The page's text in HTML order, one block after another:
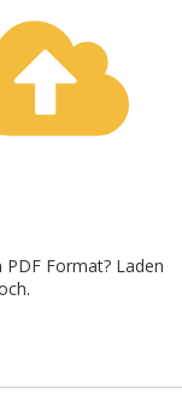
Format? Laden